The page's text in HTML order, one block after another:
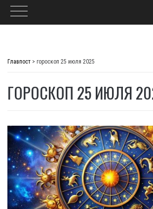
Главпост > гороскоп 25 июля 2025
ГОРОСКОП 25 ИЮЛЯ